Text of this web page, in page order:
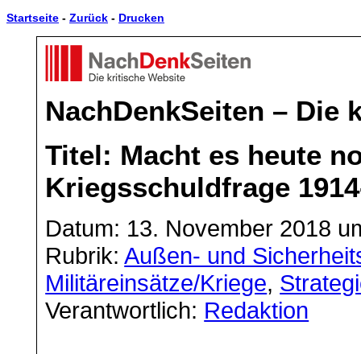
Startseite - Zurück - Drucken
NachDenkSeiten – Die
Titel: Macht es heute
Kriegsschuldfrage
Datum: 13. November 2018
Rubrik:Außen- und
Militäreinsätze/Kriege,
Verantwortlich: Redaktion